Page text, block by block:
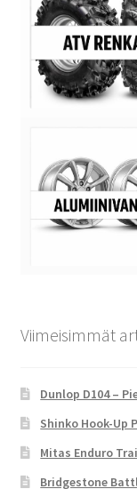
Viimeisimmät
Dunlop D104 –
Shinko Hook-Up
Mitas Enduro
Bridgestone